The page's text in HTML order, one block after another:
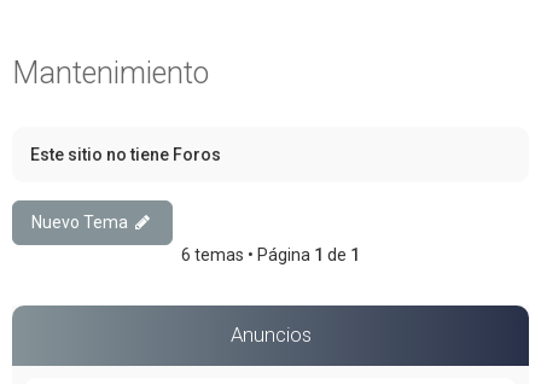
Mantenimiento
Este sitio no tiene Foros
Nuevo Tema
6 temas • Página 1 de 1
Anuncios